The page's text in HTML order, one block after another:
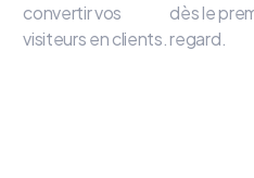
convertir vos
visiteurs en clients.
dès le
regard.